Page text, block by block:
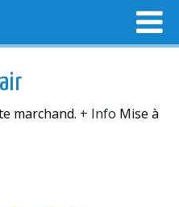
marchand. + Info Mise à